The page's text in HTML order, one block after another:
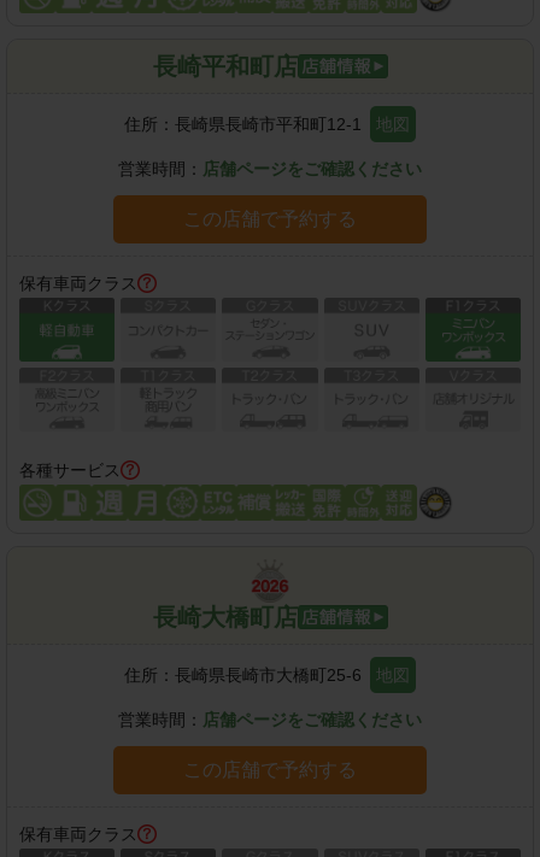
長崎平和町店
住所： 長崎県長崎市平和町12-1 地図
営業時間： 店舗ページをご確認ください
この店舗で予約する
保有車両クラス
各種サービス
長崎大橋町店
住所： 長崎県長崎市大橋町25-6 地図
営業時間： 店舗ページをご確認ください
この店舗で予約する
保有車両クラス